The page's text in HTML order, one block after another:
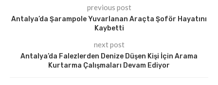
previous post
Antalya’da Şarampole Yuvarlanan Araçta Şoför Hayatını
Kaybetti
next post
Antalya’da Falezlerden Denize Düşen Kişi İçin Arama
Kurtarma Çalışmaları Devam Ediyor